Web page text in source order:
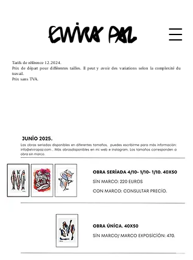
Tarifs de référence 12.2024.
Prix de départ pour différentes tailles. Il peut y avoir des variations selon la complexité du
travail.
Prix sans TVA.